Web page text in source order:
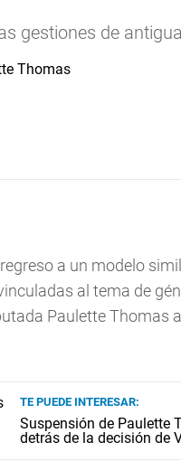
gestiones de
a un modelo
al tema de
Paulette Thomas
TE PUEDE INTERESAR:
Suspensión de Paulette
detrás de la decisión de